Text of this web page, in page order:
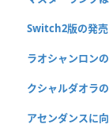
Switch2版の発
ラオシャンロン
クシャルダオラ
アセンダンスに